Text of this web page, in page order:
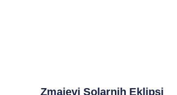
Zmajevi Solarnih Eklipsi